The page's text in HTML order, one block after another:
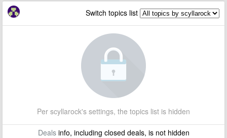
Switch topics list
Per scyllarock's settings, the topics list is hidden
Dealsinfo, including closed deals, is not hidden